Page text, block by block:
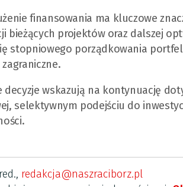
finansowania ma kluczowe
bieżących projektów oraz dalszej
stopniowego porządkowania
decyzje wskazują na kontynuację
selektywnym podejściu do
red., redakcja@naszraciborz.pl